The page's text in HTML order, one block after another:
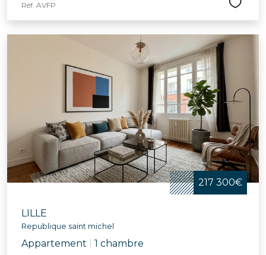
Réf. AVFP
217 300€
LILLE
Republique saint michel
Appartement 1 chambre